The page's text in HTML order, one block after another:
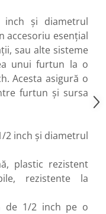
și diametrul
accesoriu esențial
sau alte sisteme
unui furtun la o
Acesta asigură o
furtun și sursa
2 inch și diametrul
plastic rezistent
rezistente la
de 1/2 inch pe o